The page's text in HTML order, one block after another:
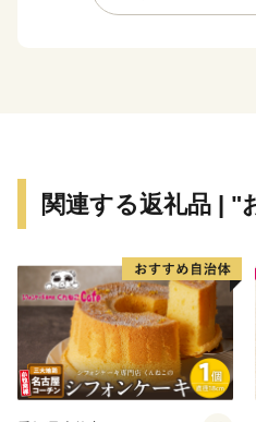
公園」、紅葉が美しい「那
※返礼品は「市外在住の方へ
もので、小松市にお住まいの
せん。あらかじめご了承く
© 2025 SANRIO CO., LTD.
関連する返礼品 | "